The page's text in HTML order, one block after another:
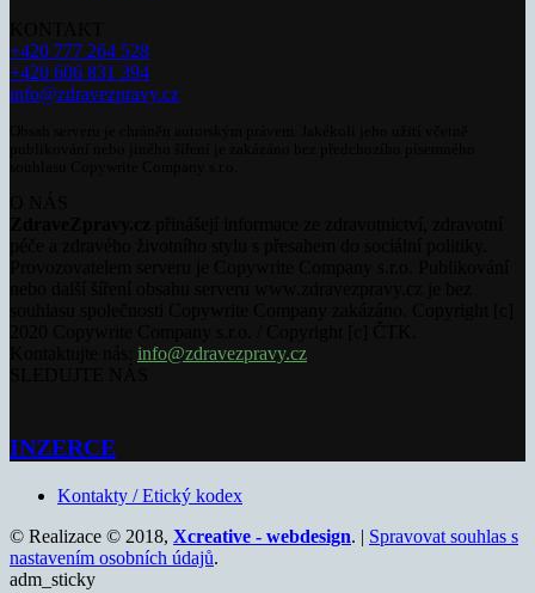
+420 777 264 528
+420 606 831 394
info@zdravezpravy.cz
info@zdravezpravy.cz
INZERCE
Kontakty / Etický kodex
© Realizace © 2018, Xcreative - webdesign. | Spravovat souhlas s
nastavením osobních údajů.
adm_sticky